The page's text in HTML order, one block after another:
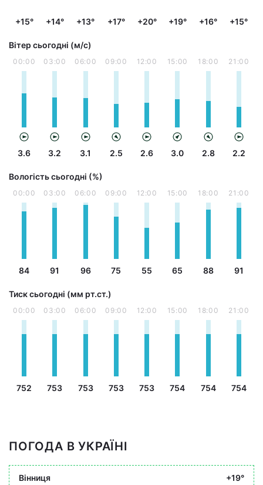
+15° +14° +13° +17° +20° +19° +16° +15°
Вітер сьогодні (м/с)
00:00
3.6
03:00
3.2
06:00
3.1
09:00
2.5
12:00
2.6
15:00
3.0
18:00
2.8
21:00
2.2
Вологість сьогодні (%)
00:00
84
03:00
91
06:00
96
09:00
75
12:00
55
15:00
65
18:00
88
21:00
91
Тиск сьогодні (мм рт.ст.)
00:00
752
03:00
753
06:00
753
09:00
753
12:00
753
15:00
754
18:00
754
21:00
754
ПОГОДА В УКРАЇНІ
Вінниця +19°